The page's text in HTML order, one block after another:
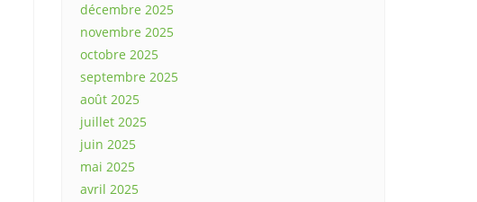
décembre 2025
novembre 2025
octobre 2025
septembre 2025
août 2025
juillet 2025
juin 2025
mai 2025
avril 2025